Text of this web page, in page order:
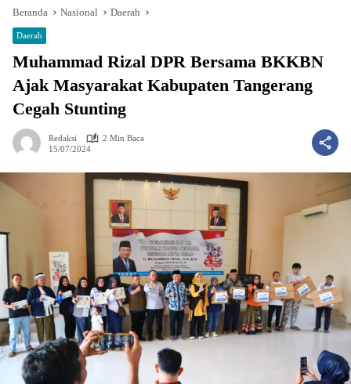
Beranda Nasional Daerah
Daerah
Muhammad Rizal DPR Bersama BKKBN
Ajak Masyarakat Kabupaten Tangerang
Cegah Stunting
Redaksi
2 Min Baca
15/07/2024